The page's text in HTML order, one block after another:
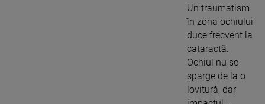
Un traumatism
în zona ochiului
duce frecvent la
cataractă.
Ochiul nu se
sparge de la o
lovitură, dar